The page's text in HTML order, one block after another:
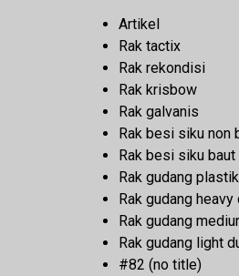
Artikel
Rak tactix
Rak rekondisi
Rak krisbow
Rak galvanis
Rak besi siku non
Rak besi siku baut
Rak gudang plastik
Rak gudang heavy
Rak gudang
Rak gudang light
#82 (no title)